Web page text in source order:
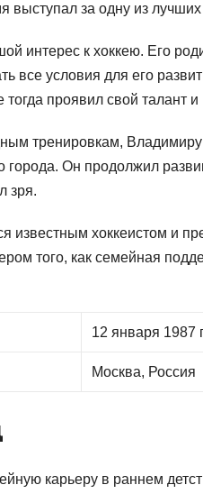
выступал за одну из
интерес к хоккею. Его
все условия для его
проявил свой талант
тренировкам, Владимиру
Он продолжил
зря.
известным хоккеистом и
того, как семейная
12 января 1987
Москва, Россия
карьеру в раннем